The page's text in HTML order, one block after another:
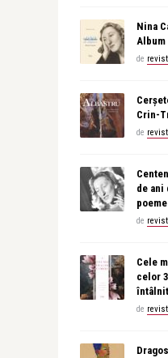
Nina
Album
de
Crin-
de
de ani
poeme
de
Cele
celor
de